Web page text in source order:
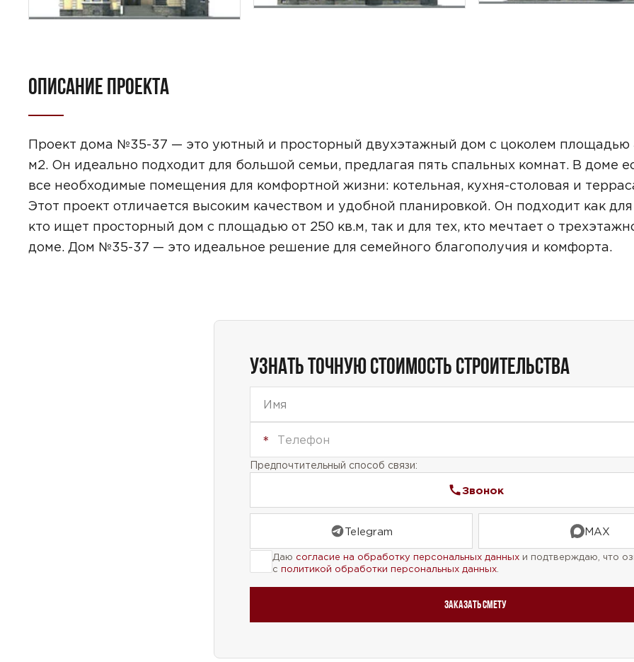
ОПИСАНИЕ ПРОЕКТА
Проект дома №35-37 — это уютный и просторный двухэтажный дом с цоколем площадью
м2. Он идеально подходит для большой семьи, предлагая пять спальных комнат. В доме
все необходимые помещения для комфортной жизни: котельная, кухня-столовая и
Этот проект отличается высоким качеством и удобной планировкой. Он подходит как для
кто ищет просторный дом с площадью от 250 кв.м, так и для тех, кто мечтает о
доме. Дом №35-37 — это идеальное решение для семейного благополучия и комфорта.
УЗНАТЬ ТОЧНУЮ СТОИМОСТЬ СТРОИТЕЛЬСТВА
Предпочтительный способ связи:
Звонок
Telegram MAX
Даю согласие на обработку персональных данных и подтверждаю, что
с политикой обработки персональных данных.
Заказать смету